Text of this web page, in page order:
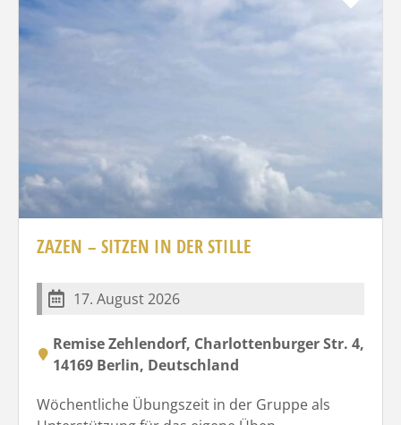
ZAZEN – SITZEN IN DER STILLE
17. August 2026
Remise Zehlendorf, Charlottenburger Str. 4,
14169 Berlin, Deutschland
Wöchentliche Übungszeit in der Gruppe als